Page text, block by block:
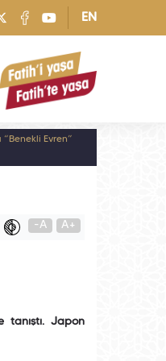
EN
Evren”
-A A+
tanıştı. Japon